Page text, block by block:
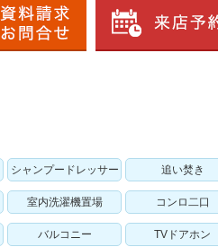
シャンプードレッサー 追い焚き
室内洗濯機置場 コンロ二口
バルコニー TVドアホン